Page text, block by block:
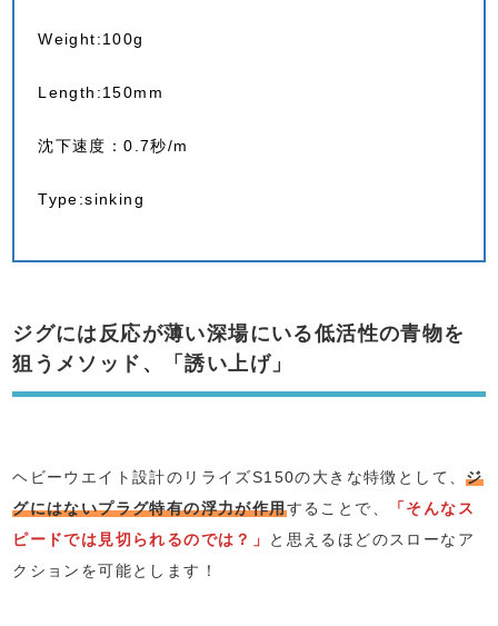
Weight:100g
Length:150mm
沈下速度：0.7秒/m
Type:sinking
ジグには反応が薄い深場にいる低活性の青物を
狙うメソッド、「誘い上げ」
ヘビーウエイト設計のリライズS150の大きな特徴として、ジ
グにはないプラグ特有の浮力が作用することで、
「そんなス
ピードでは見切られるのでは？」
と思えるほどのスローなア
クションを可能とします！